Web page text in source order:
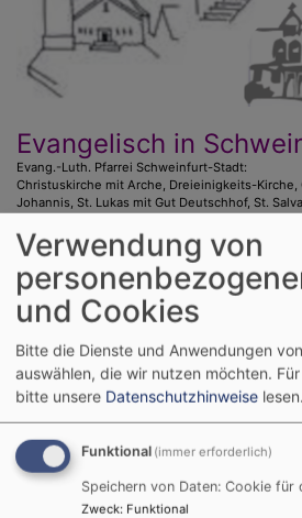
Evangelisch in
Evang.-Luth. Pfarrei Schweinfurt-Stadt:
Christuskirche mit Arche, Dreieinigkeits-Kirche,
Johannis, St. Lukas mit Gut Deutschhof, St.
Hauptnavigation
Verwendung von
und Cookies
Bitte die Dienste und Anwendungen
auswählen, die wir nutzen möchten.
bitte unsere Datenschutzhinweise lesen.
Funktional (immer erforderlich)
Speichern von Daten: Cookie für
Zweck: Funktional